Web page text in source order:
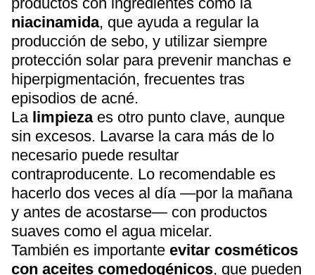
niacinamida, que ayuda a regular la
producción de sebo, y utilizar siempre
protección solar para prevenir manchas e
hiperpigmentación, frecuentes tras
episodios de acné.
La limpiezaes otro punto clave, aunque
sin excesos. Lavarse la cara más de lo
necesario puede resultar
contraproducente. Lo recomendable es
hacerlo dos veces al día —por la mañana
y antes de acostarse— con productos
suaves como el agua micelar.
También es importante evitar cosméticos
con aceites comedogénicos, que pueden